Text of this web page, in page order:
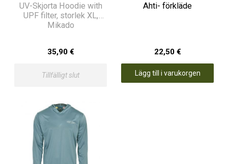
UV-Skjorta Hoodie with
UPF filter, storlek XL,
Mikado
35,90 €
Tillfälligt slut
Ahti- förkläde
22,50 €
Lägg till i varukorgen